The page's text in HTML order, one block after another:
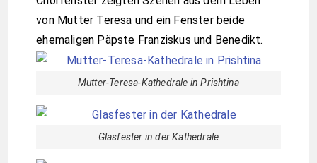
von Mutter Teresa und ein Fenster beide
ehemaligen Päpste Franziskus und Benedikt.
Mutter-Teresa-Kathedrale in Prishtina
Glasfester in der Kathedrale